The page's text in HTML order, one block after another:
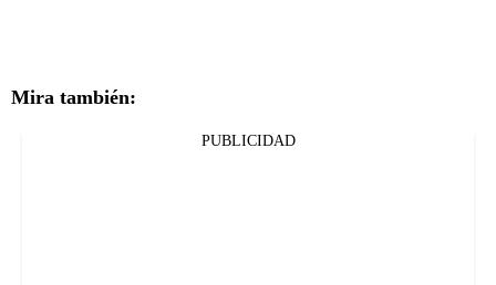
Mira también:
PUBLICIDAD